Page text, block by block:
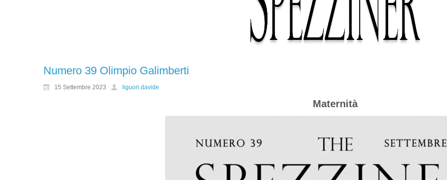
Numero 39 Olimpio Galimberti
15 Settembre 2023 liguori.davide
Maternità